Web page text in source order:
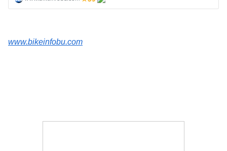
www.bikeinfobu.com